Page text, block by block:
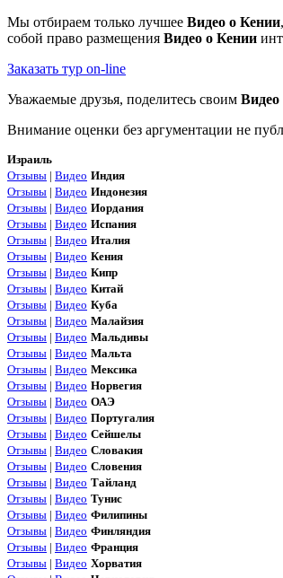
Мы отбираем только лучшее Видео о Кении
собой право размещения Видео о Кении
Заказать тур on-line
Уважаемые друзья, поделитесь своим Видео
Внимание оценки без аргументации не
Израиль
Отзывы | Видео Индия
Отзывы | Видео Индонезия
Отзывы | Видео Иордания
Отзывы | Видео Испания
Отзывы | Видео Италия
Отзывы | Видео Кения
Отзывы | Видео Кипр
Отзывы | Видео Китай
Отзывы | Видео Куба
Отзывы | Видео Малайзия
Отзывы | Видео Мальдивы
Отзывы | Видео Мальта
Отзывы | Видео Мексика
Отзывы | Видео Норвегия
Отзывы | Видео ОАЭ
Отзывы | Видео Португалия
Отзывы | Видео Сейшелы
Отзывы | Видео Словакия
Отзывы | Видео Словения
Отзывы | Видео Тайланд
Отзывы | Видео Тунис
Отзывы | Видео Филипины
Отзывы | Видео Финляндия
Отзывы | Видео Франция
Отзывы | Видео Хорватия